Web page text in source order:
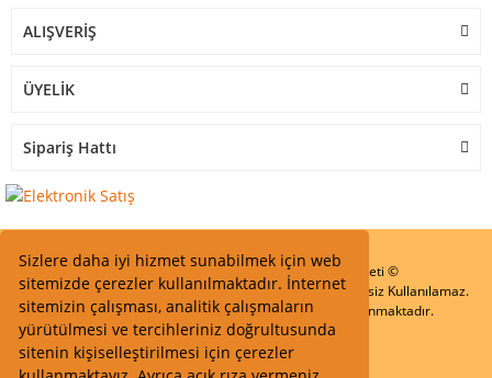
Sizlere daha iyi hizmet sunabilmek için web
sitemizde çerezler kullanılmaktadır. İnternet
sitemizin çalışması, analitik çalışmaların
yürütülmesi ve tercihleriniz doğrultusunda
sitenin kişiselleştirilmesi için çerezler
ALIŞVERİŞ
ÜYELİK
Sipariş Hattı
Start Elektronik Sanayi ve Ticaret Limited Şirketi ©
Resimler Yazılar ve İçeriklerin Tüm hakları saklıdır ve İzinsiz Kullanılamaz.
Kredi kartı bilgileriniz 256bit SSL Sertifikası ile Korunmaktadır.